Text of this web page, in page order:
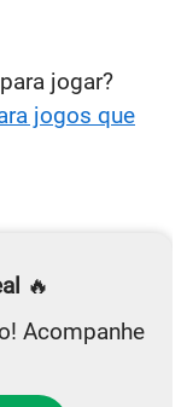
jogar?
jogos que
🔥
Acompanhe